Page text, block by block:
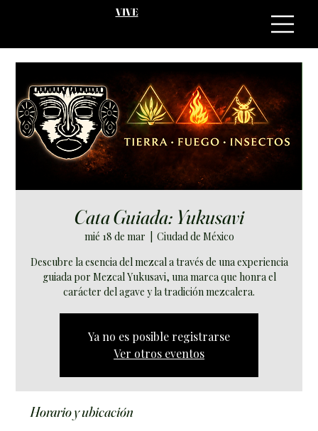
VIVE
Cata Guiada: Yukusavi
mié 18 de mar
Ciudad de México
Descubre la esencia del mezcal a través de una experiencia
guiada por Mezcal Yukusavi, una marca que honra el
carácter del agave y la tradición mezcalera.
Ya no es posible registrarse
Ver otros eventos
Horario y ubicación